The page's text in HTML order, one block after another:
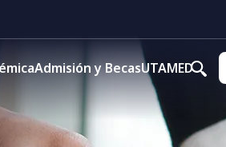
Admisión y BecasUTAMED